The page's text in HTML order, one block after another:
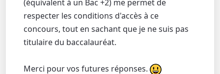
(équivalent à un Bac +2) me permet de
respecter les conditions d'accès à ce
concours, tout en sachant que je ne suis pas
titulaire du baccalauréat.
Merci pour vos futures réponses.